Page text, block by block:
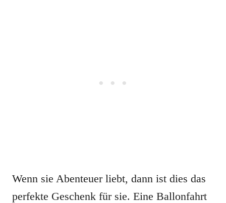
Wenn sie Abenteuer liebt, dann ist dies das
perfekte Geschenk für sie. Eine Ballonfahrt